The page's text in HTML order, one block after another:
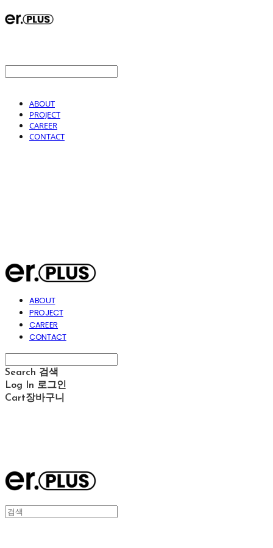
ABOUT
PROJECT
CAREER
CONTACT
ABOUT
PROJECT
CAREER
CONTACT
Search 검색
Log In 로그인
Cart장바구니